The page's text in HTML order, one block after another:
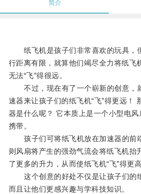
简介
纸飞机是孩子们非常喜欢的玩具，
行距离有限，就算他们竭尽全力将纸飞
无法“飞”得很远。
不过，现在有了一个崭新的创意，
速器来让孩子们的纸飞机“飞”得更远！
器是什么呢？ 它本质上是一个小型电
携带。
孩子们可将纸飞机放在加速器的前
则风扇将产生的强劲气流会将纸飞机抬
了更多的升力，从而使纸飞机“飞”得更
这个创意的好处不仅是让孩子们的纸
而且让他们更感兴趣与学科技知识。